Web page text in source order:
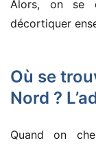
Alors, on se
décortiquer
Où se
Nord ?
Quand on